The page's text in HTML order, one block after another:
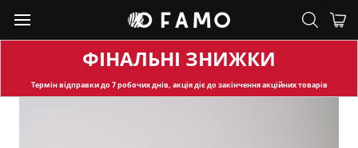
ФІНАЛЬНІ ЗНИЖКИ
Термін відправкидо 7 робочих днів, акція діє до закінчення акційних товарів